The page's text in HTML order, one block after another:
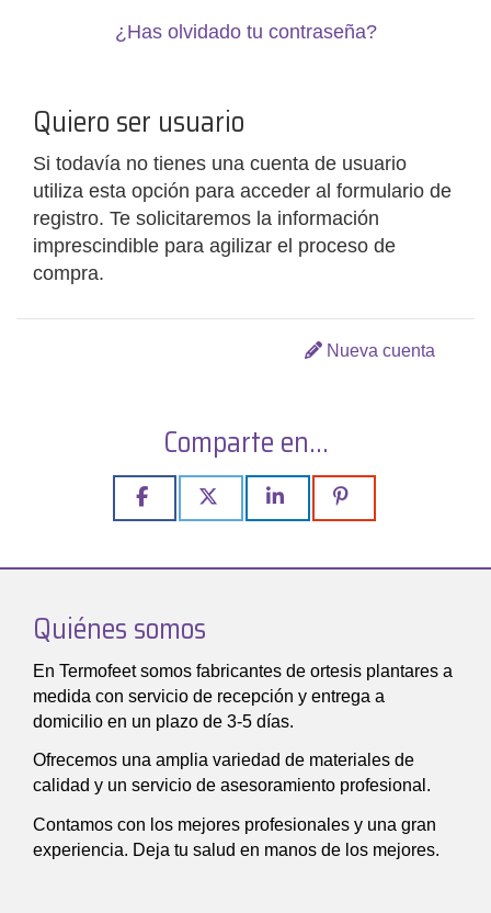
¿Has olvidado tu contraseña?
Quiero ser usuario
Si todavía no tienes una cuenta de usuario
utiliza esta opción para acceder al formulario de
registro. Te solicitaremos la información
imprescindible para agilizar el proceso de
compra.
Nueva cuenta
Comparte en...
Quiénes somos
En Termofeet somos fabricantes de ortesis plantares a
medida con servicio de recepción y entrega a
domicilio en un plazo de 3-5 días.
Ofrecemos una amplia variedad de materiales de
calidad y un servicio de asesoramiento profesional.
Contamos con los mejores profesionales y una gran
experiencia. Deja tu salud en manos de los mejores.